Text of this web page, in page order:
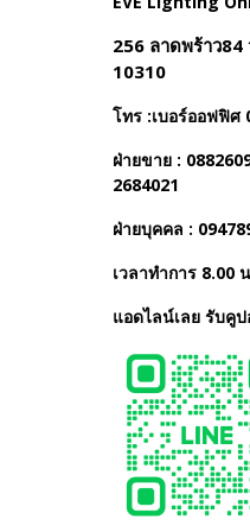
256 ลาดพร้าว84
10310
โทร :เบอร์ออฟฟิศ
ฝ่ายขาย :
2684021
ฝ่ายบุคคล :
เวลาทำการ 8.00
แอดไลน์เลย รับคู